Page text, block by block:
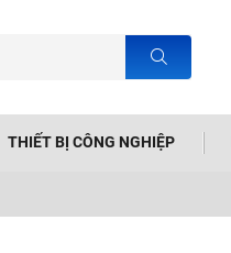
THIẾT BỊ CÔNG NGHIỆP